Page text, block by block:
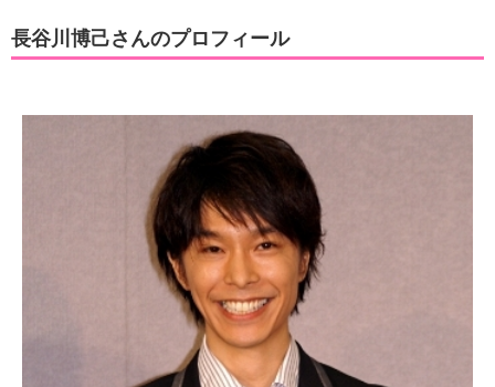
長谷川博己さんのプロフィール